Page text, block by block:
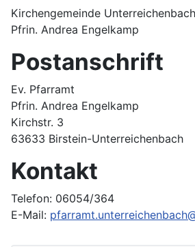
Kirchengemeinde
Pfrin. Andrea Engelkamp
Postanschrift
Ev. Pfarramt
Pfrin. Andrea Engelkamp
Kirchstr. 3
63633 Birstein-Unterreichenbach
Kontakt
Telefon: 06054/364
E-Mail: